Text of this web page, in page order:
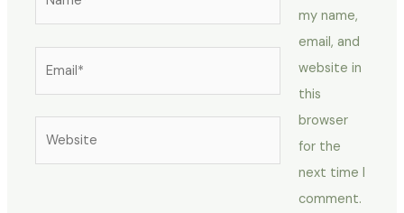
my name,
email, and
website in
this
browser
for the
next time I
comment.